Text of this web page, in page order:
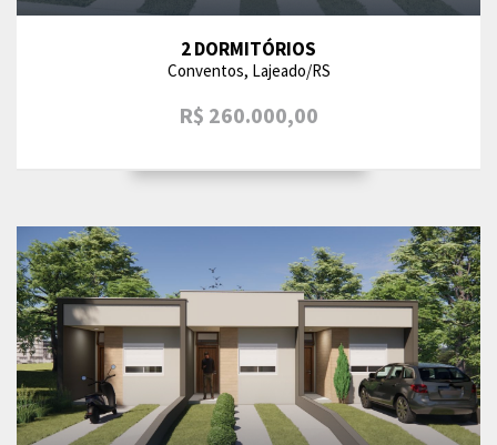
2 DORMITÓRIOS
Conventos, Lajeado/RS
R$ 260.000,00